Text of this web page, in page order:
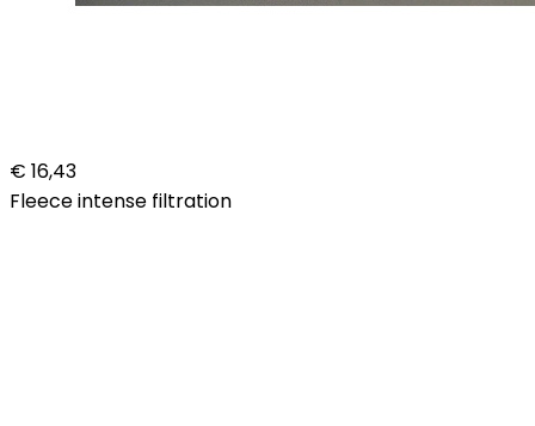
€ 16,43
Fleece intense filtration